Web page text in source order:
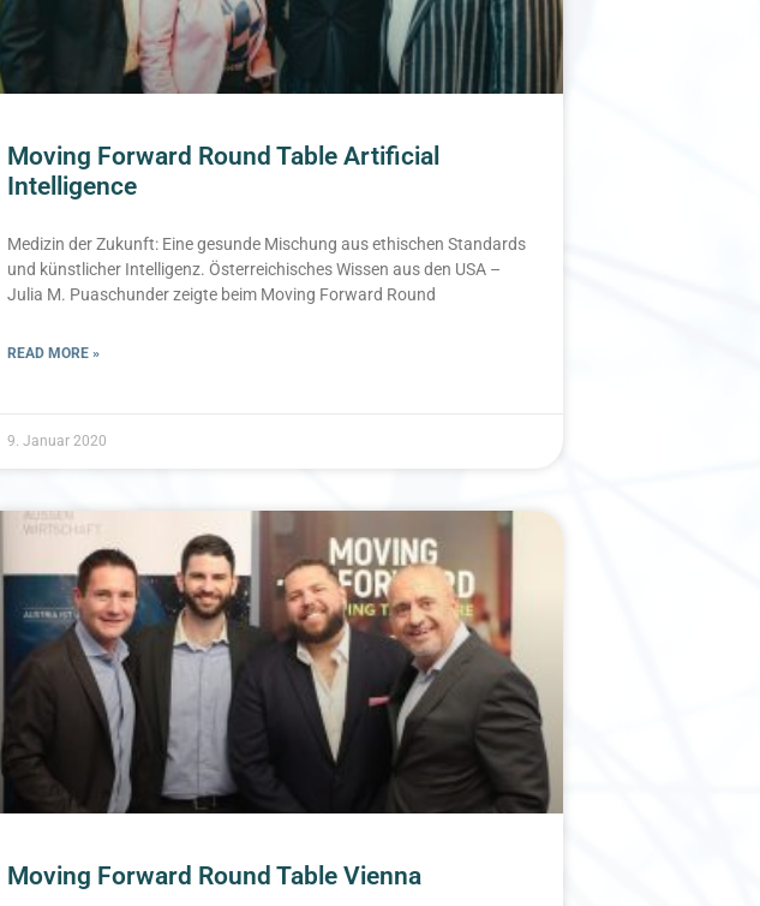
Moving Forward Round Table Artificial
Intelligence
Medizin der Zukunft: Eine gesunde Mischung aus ethischen Standards
und künstlicher Intelligenz. Österreichisches Wissen aus den USA –
Julia M. Puaschunder zeigte beim Moving Forward Round
READ MORE »
9. Januar 2020
Moving Forward Round Table Vienna